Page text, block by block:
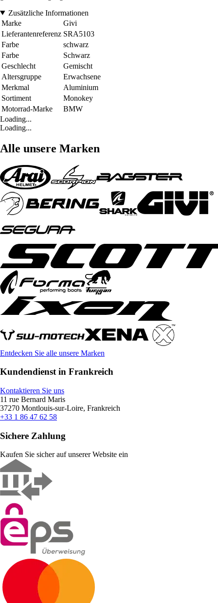
Zusätzliche Informationen
Marke
Givi
Lieferantenreferenz SRA5103
Farbe
schwarz
Farbe
Schwarz
Geschlecht
Gemischt
Altersgruppe
Erwachsene
Merkmal
Aluminium
Sortiment
Monokey
Motorrad-Marke
BMW
Loading...
Loading...
Alle unsere Marken
Entdecken Sie alle unsere Marken
Kundendienst in Frankreich
Kontaktieren Sie uns
11 rue Bernard Maris
37270 Montlouis-sur-Loire, Frankreich
+33 1 86 47 62 58
Sichere Zahlung
Kaufen Sie sicher auf unserer Website ein